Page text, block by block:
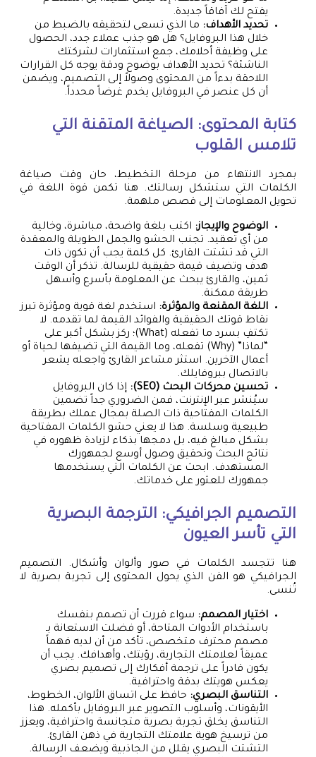
يفتح لك آفاقاً جديدة.
تحديد الأهداف: ما الذي تسعى لتحقيقه بالضبط من
خلال هذا البروفايل؟ هل هو جذب عملاء جدد، الحصول
على وظيفة أحلامك، جمع استثمارات لشركتك
الناشئة؟ تحديد الأهداف بوضوح ودقة يوجه كل القرارات
اللاحقة بدءاً من المحتوى وصولاً إلى التصميم، ويضمن
أن كل عنصر في البروفايل يخدم غرضاً محدداً.
كتابة المحتوى: الصياغة المتقنة التي
تلامس القلوب
بمجرد الانتهاء من مرحلة التخطيط، حان وقت صياغة
الكلمات التي ستشكل رسالتك. هنا تكمن قوة اللغة في
تحويل المعلومات إلى قصص ملهمة.
الوضوح والإيجاز: اكتب بلغة واضحة، مباشرة، وخالية
من أي تعقيد. تجنب الحشو والجمل الطويلة والمعقدة
التي قد تشتت القارئ. كل كلمة يجب أن تكون ذات
هدف وتضيف قيمة حقيقية للرسالة. تذكر أن الوقت
ثمين، والقارئ يبحث عن المعلومة بأسرع وأسهل
طريقة ممكنة.
اللغة المقنعة والمؤثرة: استخدم لغة قوية ومؤثرة تبرز
نقاط قوتك الحقيقية والفوائد القيمة لما تقدمه. لا
تكتفِ بسرد ما تفعله (What)؛ ركز بشكل أكبر على
“لماذا” (Why) تفعله، وما القيمة التي تضيفها لحياة أو
أعمال الآخرين. استثر مشاعر القارئ واجعله يشعر
بالاتصال ببروفايلك.
تحسين محركات البحث (SEO):
إذا كان البروفايل
سيُنشر عبر الإنترنت، فمن الضروري جداً تضمين
الكلمات المفتاحية ذات الصلة بمجال عملك بطريقة
طبيعية وسلسة. هذا لا يعني حشو الكلمات المفتاحية
بشكل مبالغ فيه، بل دمجها بذكاء لزيادة ظهوره في
نتائج البحث وتحقيق وصول أوسع لجمهورك
المستهدف. ابحث عن الكلمات التي يستخدمها
جمهورك للعثور على خدماتك.
التصميم الجرافيكي: الترجمة البصرية
التي تأسر العيون
هنا تتجسد الكلمات في صور وألوان وأشكال. التصميم
الجرافيكي هو الفن الذي يحول المحتوى إلى تجربة بصرية لا
تُنسى.
اختيار المصمم: سواء قررت أن تصمم بنفسك
باستخدام الأدوات المتاحة، أو فضلت الاستعانة بـ
مصمم محترف متخصص، تأكد من أن لديه فهماً
عميقاً لعلامتك التجارية، رؤيتك، وأهدافك. يجب أن
يكون قادراً على ترجمة أفكارك إلى تصميم بصري
يعكس هويتك بدقة واحترافية.
التناسق البصري: حافظ على اتساق الألوان، الخطوط،
الأيقونات، وأسلوب التصوير عبر البروفايل بأكمله. هذا
التناسق يخلق تجربة بصرية متجانسة واحترافية، ويعزز
من ترسيخ هوية علامتك التجارية في ذهن القارئ.
التشتت البصري يقلل من الجاذبية ويضعف الرسالة.